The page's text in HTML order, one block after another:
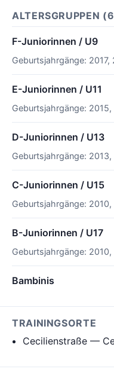
ALTERSGRUPPEN
F-Juniorinnen / U9
Geburtsjahrgänge:
E-Juniorinnen / U11
Geburtsjahrgänge: 2015,
D-Juniorinnen / U13
Geburtsjahrgänge: 2013,
C-Juniorinnen / U15
Geburtsjahrgänge: 2010,
B-Juniorinnen / U17
Geburtsjahrgänge: 2010,
Bambinis
TRAININGSORTE
Cecilienstraße —